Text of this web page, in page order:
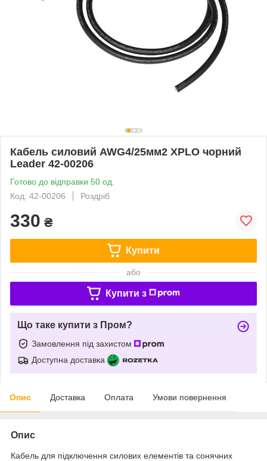
Кабель силовий AWG4/25мм2 XPLO чорний
Leader 42-00206
Готово до відправки 50 од.
Код: 42-00206
Роздріб
330 ₴
Купити
або
Купити з
Що таке купити з Пром?
Замовлення під захистом
Доступна доставка
Опис Доставка Оплата Умови повернення
Опис
Кабель для підключення силових елементів та сонячних